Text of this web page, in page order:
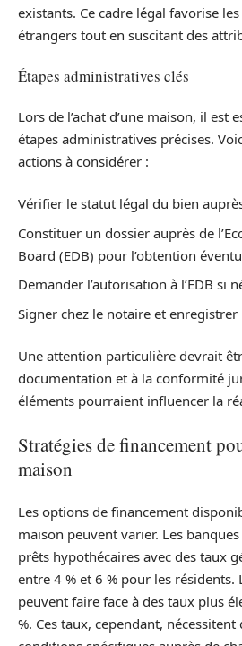
existants. Ce cadre légal favorise
étrangers tout en suscitant des
Étapes administratives clés
Lors de l’achat d’une maison, il est
étapes administratives précises.
actions à considérer :
Vérifier le statut légal du bien
Constituer un dossier auprès de
Board (EDB) pour l’obtention
Demander l’autorisation à l’EDB si
Signer chez le notaire et
Une attention particulière devrait
documentation et à la conformité
éléments pourraient influencer la
Stratégies de financement
maison
Les options de financement
maison peuvent varier. Les
prêts hypothécaires avec des taux
entre 4 % et 6 % pour les résidents.
peuvent faire face à des taux plus
%. Ces taux, cependant,